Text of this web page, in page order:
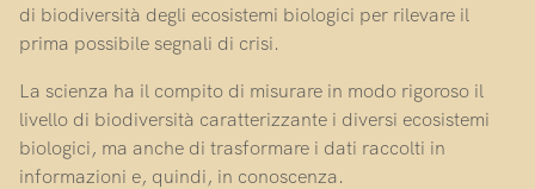
di biodiversità degli ecosistemi biologici per rilevare il
prima possibile segnali di crisi.
La scienza ha il compito di misurare in modo rigoroso il
livello di biodiversità caratterizzante i diversi ecosistemi
biologici, ma anche di trasformare i dati raccolti in
informazioni e, quindi, in conoscenza.